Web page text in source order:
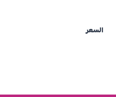
السعر